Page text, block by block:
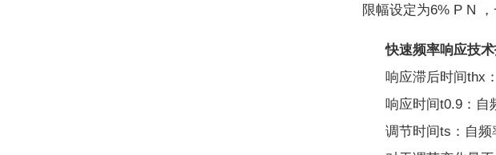
限幅设定为6% P N
快速频率响应技
响应滞后时间thx
响应时间t0.9：自
调节时间ts：自频